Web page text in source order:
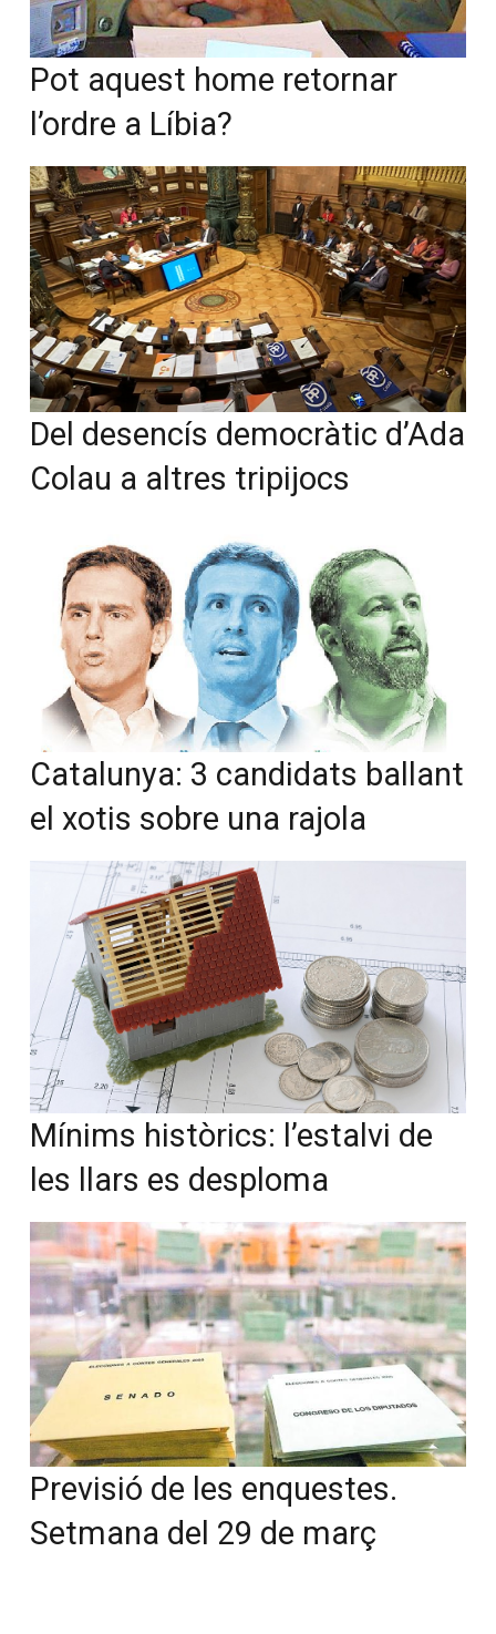
Pot aquest home retornar
l’ordre a Líbia?
Del desencís democràtic d’Ada
Colau a altres tripijocs
Catalunya: 3 candidats ballant
el xotis sobre una rajola
Mínims històrics: l’estalvi de
les llars es desploma
Previsió de les enquestes.
Setmana del 29 de març